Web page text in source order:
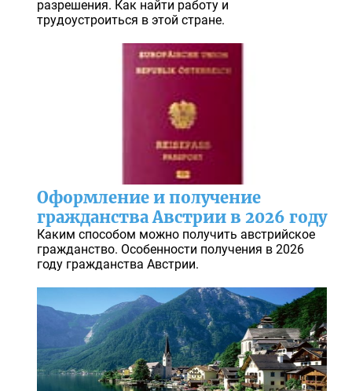
разрешения. Как найти работу и
трудоустроиться в этой стране.
Оформление и получение
гражданства Австрии в 2026 году
Каким способом можно получить австрийское
гражданство. Особенности получения в 2026
году гражданства Австрии.